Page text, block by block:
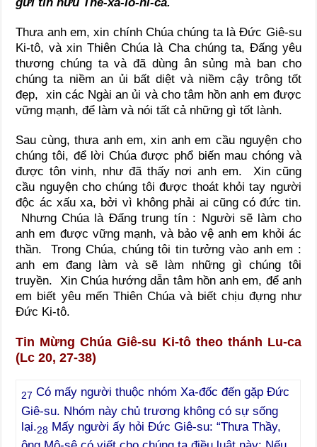
gửi tín hữu Thê-xa-lô-ni-ca.
Thưa anh em, xin chính Chúa chúng ta là Đức Giê-su
Ki-tô, và xin Thiên Chúa là Cha chúng ta, Đấng yêu
thương chúng ta và đã dùng ân sủng mà ban cho
chúng ta niềm an ủi bất diệt và niềm cậy trông tốt
đẹp, xin các Ngài an ủi và cho tâm hồn anh em được
vững mạnh, để làm và nói tất cả những gì tốt lành.
Sau cùng, thưa anh em, xin anh em cầu nguyện cho
chúng tôi, để lời Chúa được phổ biến mau chóng và
được tôn vinh, như đã thấy nơi anh em. Xin cũng
cầu nguyện cho chúng tôi được thoát khỏi tay người
độc ác xấu xa, bởi vì không phải ai cũng có đức tin.
Nhưng Chúa là Đấng trung tín : Người sẽ làm cho
anh em được vững mạnh, và bảo vệ anh em khỏi ác
thần. Trong Chúa, chúng tôi tin tưởng vào anh em :
anh em đang làm và sẽ làm những gì chúng tôi
truyền. Xin Chúa hướng dẫn tâm hồn anh em, để anh
em biết yêu mến Thiên Chúa và biết chịu đựng như
Đức Ki-tô.
Tin Mừng Chúa Giê-su Ki-tô theo thánh Lu-ca
(Lc 20, 27-38)
27 Có mấy người thuộc nhóm Xa-đốc đến gặp Đức
Giê-su. Nhóm này chủ trương không có sự sống
lại.28 Mấy người ấy hỏi Đức Giê-su: “Thưa Thầy,